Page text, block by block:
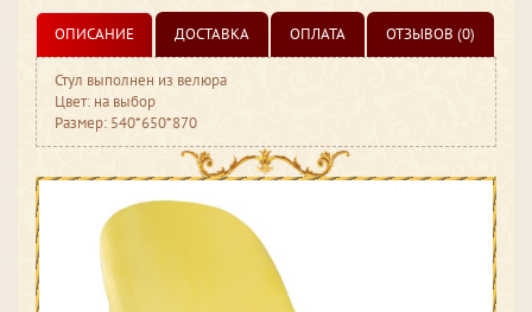
ОПИСАНИЕ ДОСТАВКА ОПЛАТА ОТЗЫВОВ (0)
Стул выполнен из велюра
Цвет: на выбор
Размер: 540*650*870